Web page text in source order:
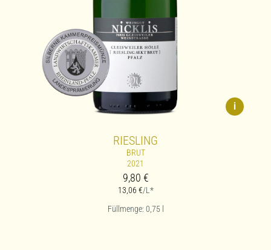
i
RIESLING
BRUT
2021
9,80 €
13,06 €/L*
Füllmenge: 0,75